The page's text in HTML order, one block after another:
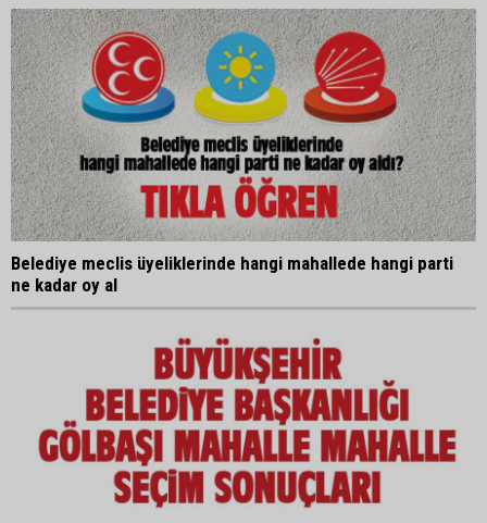
Belediye meclis üyeliklerinde hangi mahallede hangi parti
ne kadar oy al